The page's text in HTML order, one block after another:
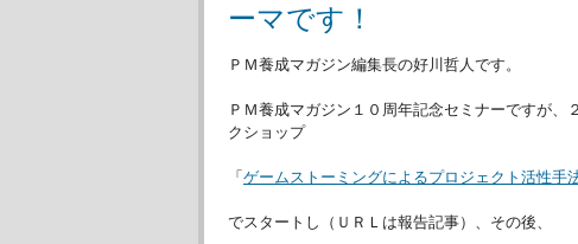
ーマです！
ＰＭ養成マガジン編集長の好川哲人です。
ＰＭ養成マガジン１０周年記念セミナーですが、
クショップ
「 ゲームストーミングによるプロジェクト活性手
でスタートし（ＵＲＬは報告記事）、その後、